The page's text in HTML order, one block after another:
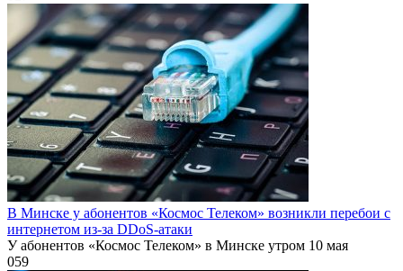
В Минске у абонентов «Космос Телеком» возникли перебои с
интернетом из-за DDoS-атаки
У абонентов «Космос Телеком» в Минске утром 10 мая
059